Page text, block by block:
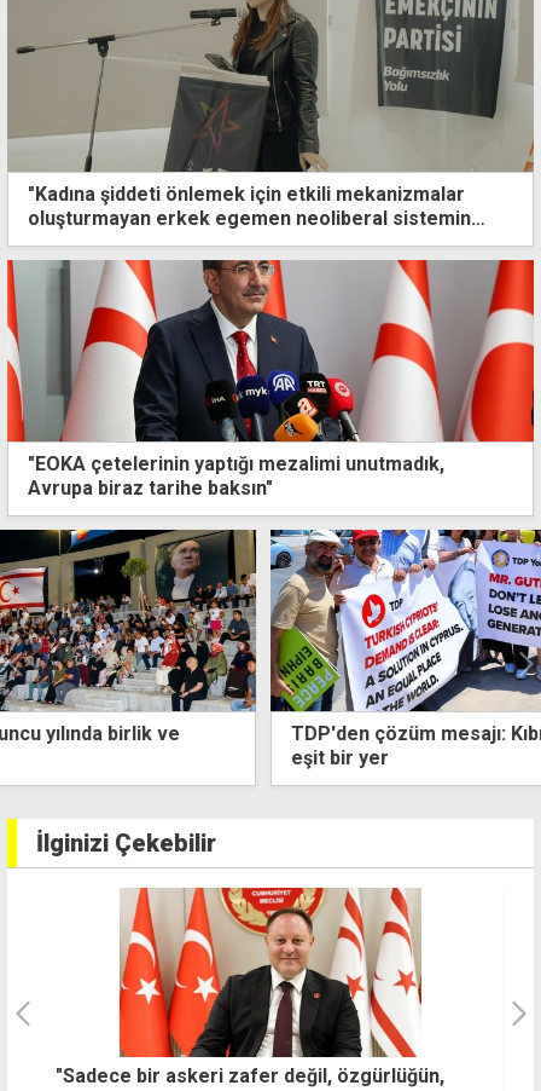
"Kadına şiddeti önlemek için etkili mekanizmalar
oluşturmayan erkek egemen neoliberal sistemin
sonucu"
"EOKA çetelerinin yaptığı mezalimi unutmadık,
Avrupa biraz tarihe baksın"
TDP'den çözüm mesajı: Kıbrıs’ta bir çözüm, Dünya'da
İlginizi Çekebilir
"Sadece bir askeri zafer değil, özgürlüğün,